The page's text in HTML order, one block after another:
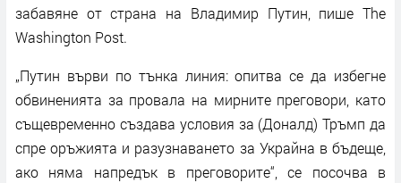
забавяне от страна на Владимир Путин, пише The
Washington Post.
„Путин върви по тънка линия: опитва се да избегне
обвиненията за провала на мирните преговори, като
същевременно създава условия за (Доналд) Тръмп да
спре оръжията и разузнаването за Украйна в бъдеще,
ако няма напредък в преговорите“, се посочва в